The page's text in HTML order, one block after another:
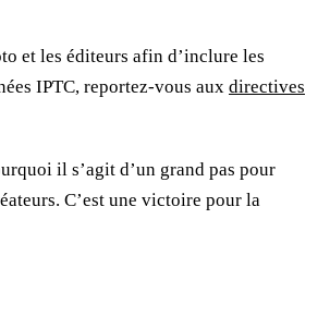
et les éditeurs afin d’inclure les
IPTC, reportez-vous aux directives
il s’agit d’un grand pas pour
C’est une victoire pour la